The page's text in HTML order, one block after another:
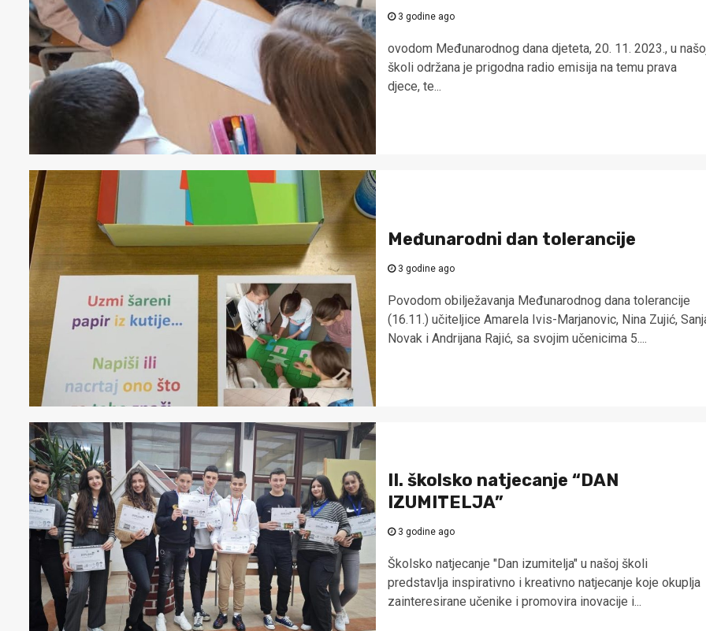
3 godine ago
ovodom Međunarodnog dana djeteta, 20. 11. 2023., u
školi održana je prigodna radio emisija na temu prava
djece, te...
Međunarodni dan tolerancije
3 godine ago
Povodom obilježavanja Međunarodnog dana tolerancije
(16.11.) učiteljice Amarela Ivis-Marjanovic, Nina Zujić,
Novak i Andrijana Rajić, sa svojim učenicima 5....
II. školsko natjecanje “DAN
IZUMITELJA”
3 godine ago
Školsko natjecanje "Dan izumitelja" u našoj školi
predstavlja inspirativno i kreativno natjecanje koje okuplja
zainteresirane učenike i promovira inovacije i...